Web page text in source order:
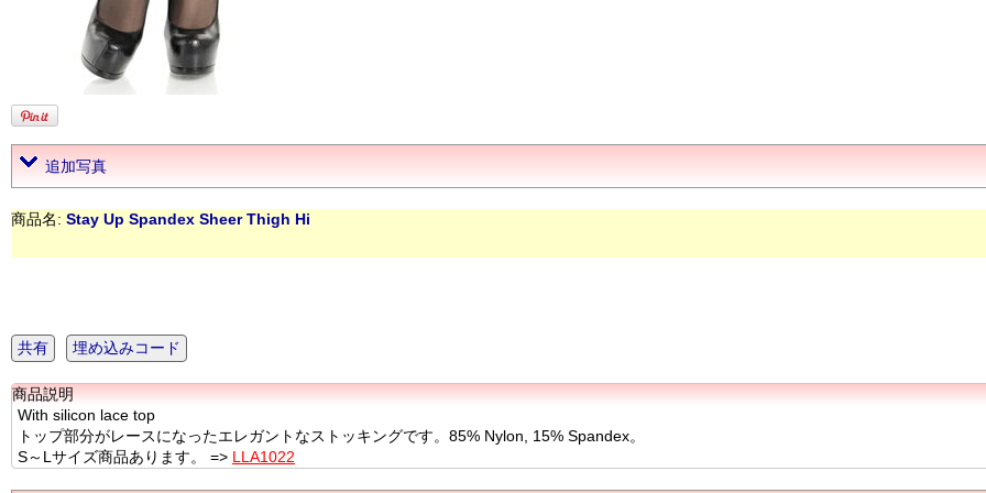
追加写真
商品名: Stay Up Spandex Sheer Thigh Hi
共有 埋め込みコード
商品説明
With silicon lace top
トップ部分がレースになったエレガントなストッキングです。85% Nylon, 15% Spandex。
S～Lサイズ商品あります。 => LLA1022